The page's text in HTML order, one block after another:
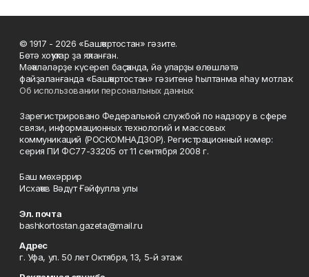
© 1917 - 2026 «Башҡортостан» гәзите.
Бөтә хоҡуҡтар ҙа яҡланған.
Мәҡәләләрҙе күсереп баҫҡанда, йә уларҙы өлөшләтә
файҙаланғанда «Башҡортостан» гәзитенә һылтанма яһау мотлаҡ.
Об использовании персональных данных
Зарегистрировано Федеральной службой по надзору в сфере
связи, информационных технологий и массовых
коммуникаций (РОСКОМНАДЗОР). Регистрационный номер:
серия ПИ ФС77-33205 от 11 сентября 2008 г.
Баш мөхәррир
Исхаҡов Вәдүт Ғәйфулла улы
Эл. почта
bashkortostan.gazeta@mail.ru
Адрес
г. Уфа, ул. 50 лет Октября, 13, 5-й этаж